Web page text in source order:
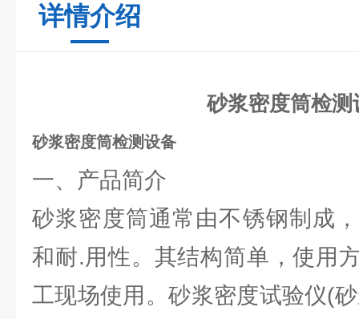
详情介绍
砂浆密度筒检测
砂浆密度筒检测设备
一、产品简介
砂浆密度筒通常由不锈钢制成
和耐.用性。其结构简单，使用
工现场使用‌。砂浆密度试验仪(